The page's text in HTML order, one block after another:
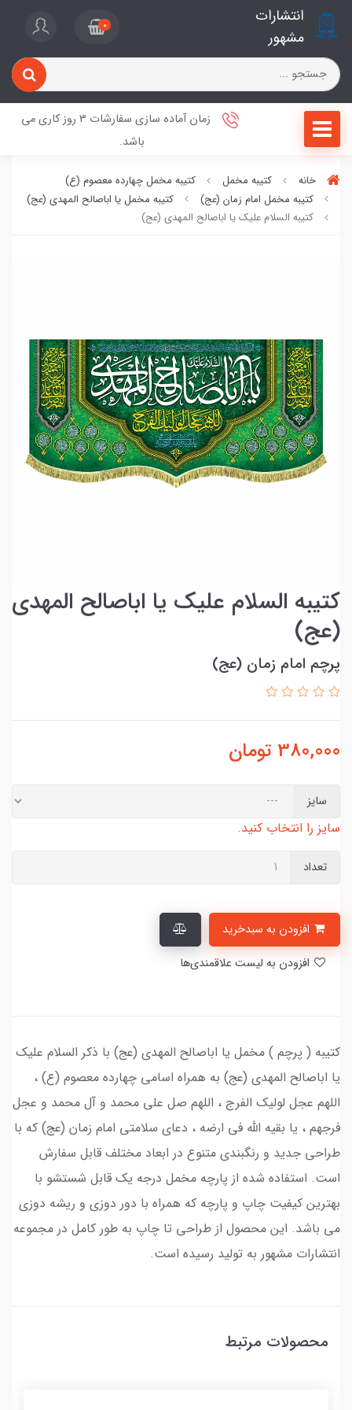
انتشارات
مشهور
0
زمان آماده سازی سفارشات 3 روز کاری می
باشد.
خانه کتیبه مخمل
کتیبه مخمل چهارده معصوم (ع)
کتیبه مخمل امام زمان (عج)
کتیبه مخمل یا اباصالح المهدی (عج)
کتیبه السلام علیک یا اباصالح المهدی (عج)
کتیبه السلام علیک یا اباصالح المهدی
(عج)
پرچم امام زمان (عج)
380,000 تومان
سایز
سایز را انتخاب کنید.
تعداد
کتیبه ( پرچم ) مخمل یا اباصالح المهدی (عج) با ذکر السلام علیک
یا اباصالح المهدی (عج) به همراه اسامی چهارده معصوم (ع) ،
اللهم عجل لولیک الفرج ، اللهم صل علی محمد و آل محمد و عجل
فرجهم ، یا بقیه الله فی ارضه ، دعای سلامتی امام زمان (عج) که با
طراحی جدید و رنگبندی متنوع در ابعاد مختلف قابل سفارش
است. استفاده شده از پارچه مخمل درجه یک قابل شستشو با
بهترین کیفیت چاپ و پارچه که همراه با دور دوزی و ریشه دوزی
می باشد. این محصول از طراحی تا چاپ به طور کامل در مجموعه
انتشارات مشهور به تولید رسیده است.
محصولات مرتبط